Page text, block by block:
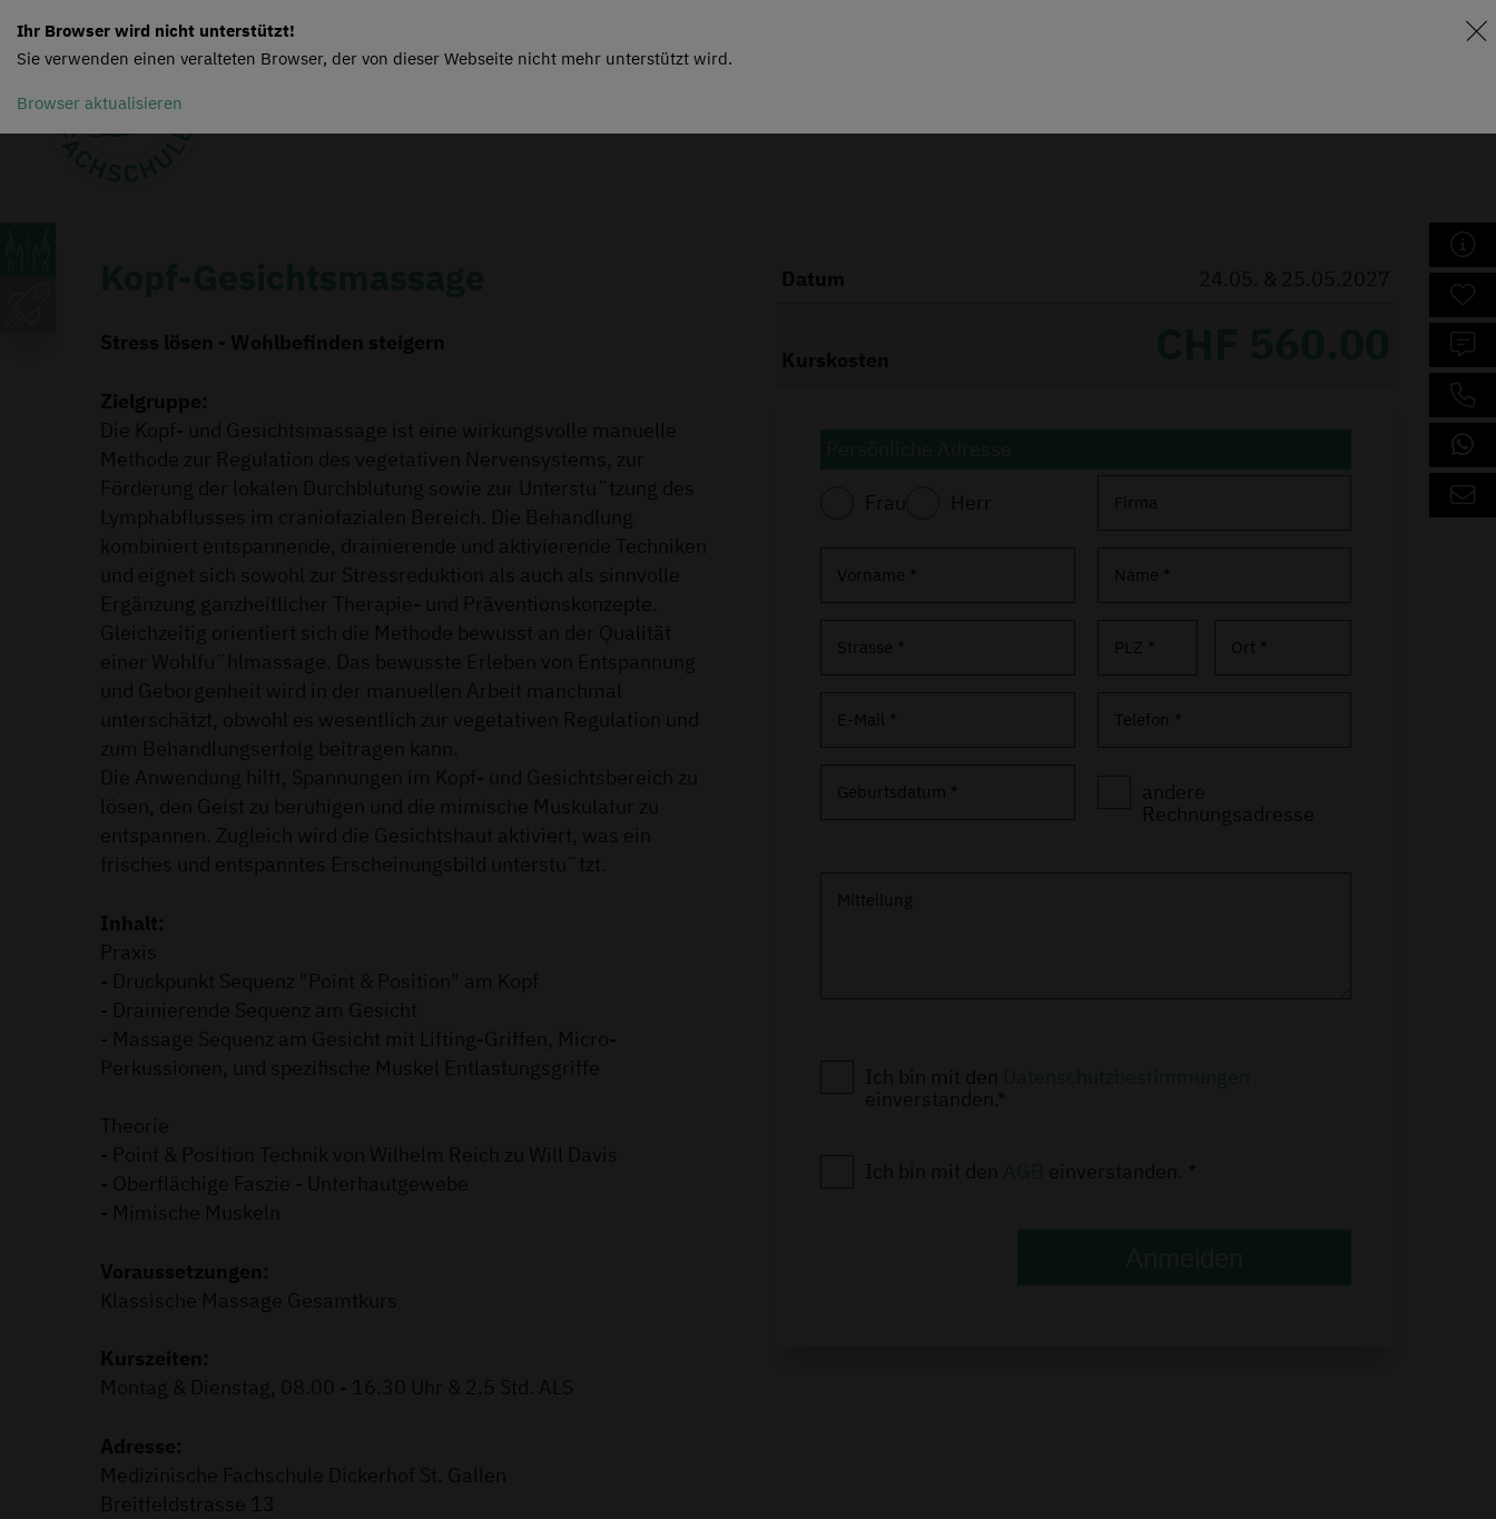
Stress lösen - Wohlbefinden steigern
Zielgruppe:
Die Kopf- und Gesichtsmassage ist eine wirkungsvolle manuelle
Methode zur Regulation des vegetativen Nervensystems, zur
Förderung der lokalen Durchblutung sowie zur Unterstu¨tzung des
Lymphabflusses im craniofazialen Bereich. Die Behandlung
kombiniert entspannende, drainierende und aktivierende Techniken
und eignet sich sowohl zur Stressreduktion als auch als sinnvolle
Ergänzung ganzheitlicher Therapie- und Präventionskonzepte.
Gleichzeitig orientiert sich die Methode bewusst an der Qualität
einer Wohlfu¨hlmassage. Das bewusste Erleben von Entspannung
und Geborgenheit wird in der manuellen Arbeit manchmal
unterschätzt, obwohl es wesentlich zur vegetativen Regulation und
zum Behandlungserfolg beitragen kann.
Die Anwendung hilft, Spannungen im Kopf- und Gesichtsbereich zu
lösen, den Geist zu beruhigen und die mimische Muskulatur zu
entspannen. Zugleich wird die Gesichtshaut aktiviert, was ein
frisches und entspanntes Erscheinungsbild unterstu¨tzt.
Inhalt:
Praxis
- Druckpunkt Sequenz "Point & Position" am Kopf
- Drainierende Sequenz am Gesicht
- Massage Sequenz am Gesicht mit Lifting-Griffen, Micro-
Perkussionen, und spezifische Muskel Entlastungsgriffe
Theorie
- Point & Position Technik von Wilhelm Reich zu Will Davis
- Oberflächige Faszie - Unterhautgewebe
- Mimische Muskeln
Voraussetzungen:
Klassische Massage Gesamtkurs
Kurszeiten:
Montag & Dienstag, 08.00 - 16.30 Uhr & 2.5 Std. ALS
Adresse:
Medizinische Fachschule Dickerhof St. Gallen
Breitfeldstrasse 13
Datum 24.05. & 25.05.2027
Frau Herr Firma
Vorname * Name *
Strasse * PLZ * Ort *
E-Mail * Telefon *
Geburtsdatum *
andere
Rechnungsadresse
Mitteilung
Ich bin mit den
einverstanden.*
Ich bin mit den einverstanden. *
Ihr Browser wird nicht unterstützt!
Sie verwenden einen veralteten Browser, der von dieser Webseite nicht mehr unterstützt wird.
Browser aktualisieren